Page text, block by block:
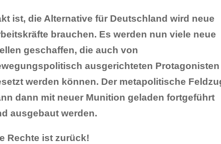
ist, die Alternative für Deutschland wird neue
brauchen. Es werden nun viele neue
geschaffen, die auch von
ausgerichteten Protagonisten
werden können. Der metapolitische
dann mit neuer Munition geladen fortgeführt
ausgebaut werden.
Rechte ist zurück!